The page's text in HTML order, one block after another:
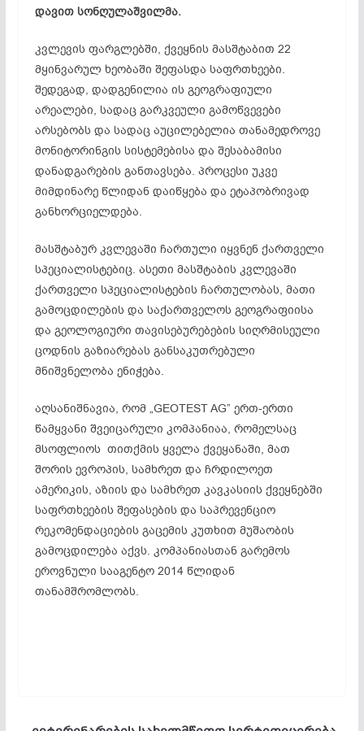
დავით სონღულაშვილმა.
კვლევის ფარგლებში, ქვეყნის მასშტაბით 22
მყინვარულ ხეობაში შეფასდა საფრთხეები.
შედეგად, დადგენილია ის გეოგრაფიული
არეალები, სადაც გარკვეული გამოწვევები
არსებობს და სადაც აუცილებელია თანამედროვე
მონიტორინგის სისტემებისა და შესაბამისი
დანადგარების განთავსება. პროცესი უკვე
მიმდინარე წლიდან დაიწყება და ეტაპობრივად
განხორციელდება.
მასშტაბურ კვლევაში ჩართული იყვნენ ქართველი
სპეციალისტებიც. ასეთი მასშტაბის კვლევაში
ქართველი სპეციალისტების ჩართულობას, მათი
გამოცდილების და საქართველოს გეოგრაფიისა
და გეოლოგიური თავისებურებების სიღრმისეული
ცოდნის გაზიარებას განსაკუთრებული
მნიშვნელობა ენიჭება.
აღსანიშნავია, რომ „GEOTEST AG” ერთ-ერთი
წამყვანი შვეიცარული კომპანიაა, რომელსაც
მსოფლიოს თითქმის ყველა ქვეყანაში, მათ
შორის ევროპის, სამხრეთ და ჩრდილოეთ
ამერიკის, აზიის და სამხრეთ კავკასიის ქვეყნებში
საფრთხეების შეფასების და საპრევენციო
რეკომენდაციების გაცემის კუთხით მუშაობის
გამოცდილება აქვს. კომპანიასთან გარემოს
ეროვნული სააგენტო 2014 წლიდან
თანამშრომლობს.